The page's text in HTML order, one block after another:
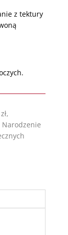
z tektury
,
Narodzenie